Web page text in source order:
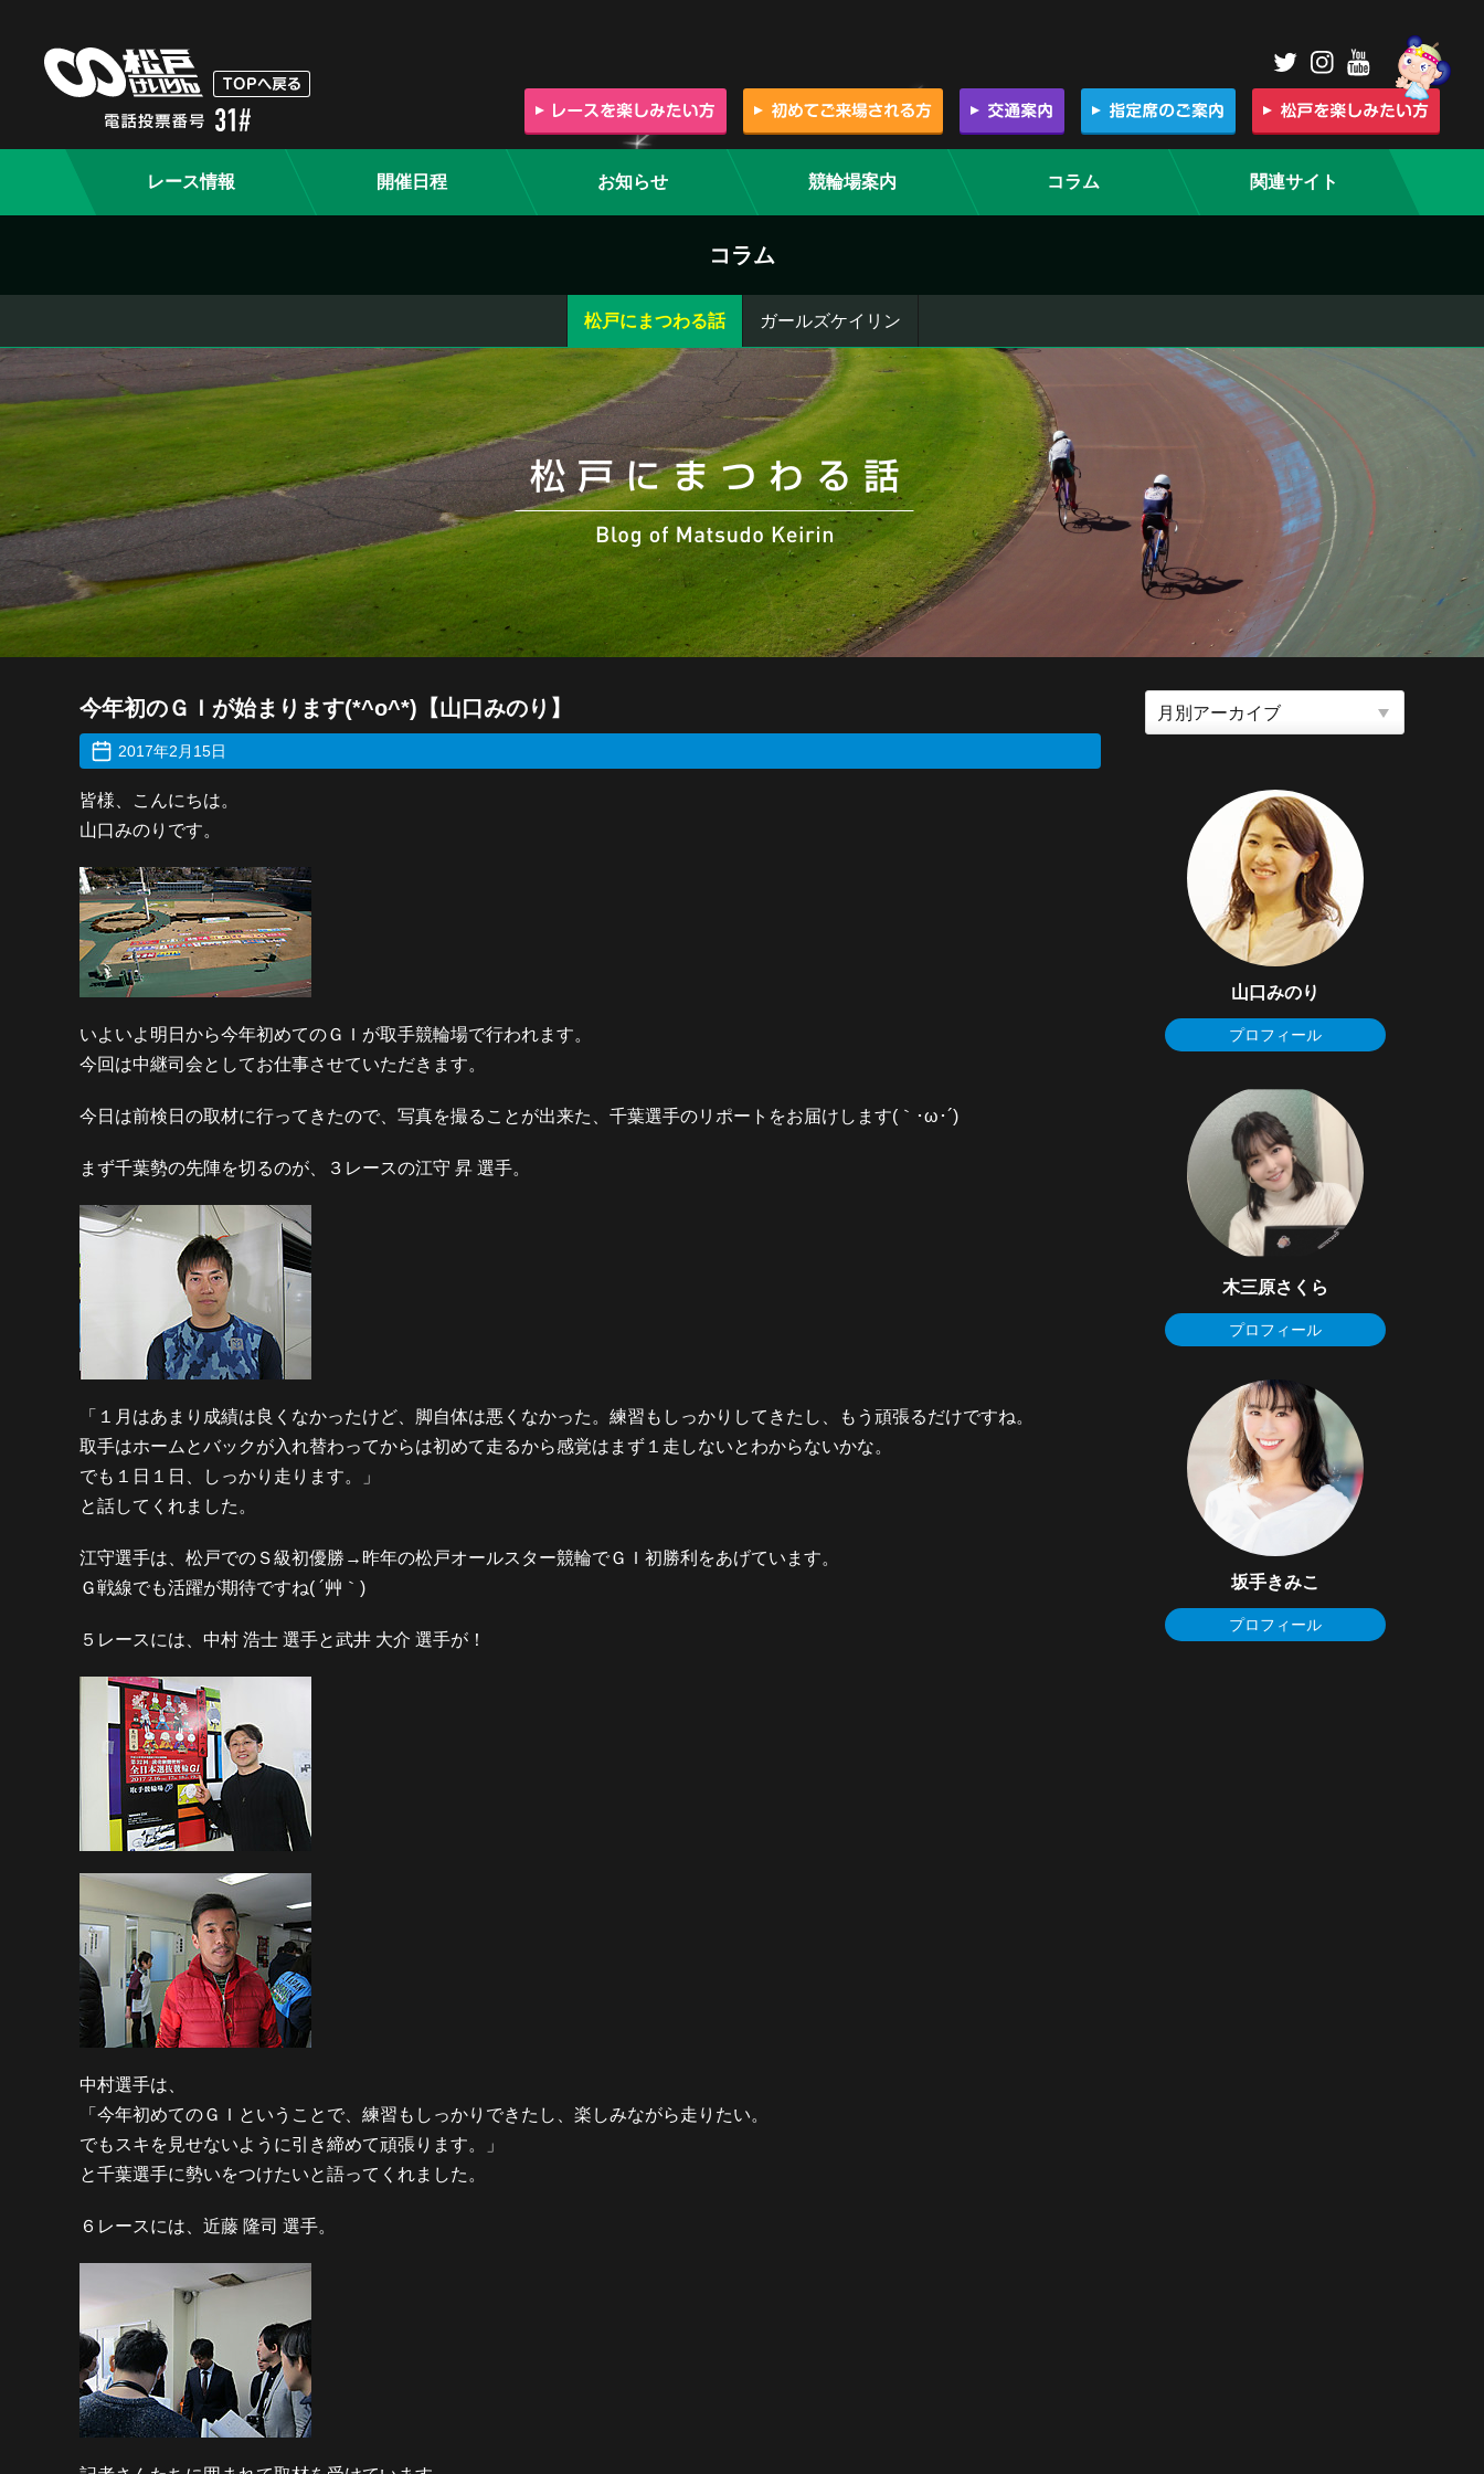
レース情報 開催日程 お知らせ 競輪場案内 コラム 関連サイト
コラム
松戸にまつわる話 ガールズケイリン
今年初のＧＩが始まります(*^o^*)【山口みのり】
2017年2月15日
皆様、こんにちは。
山口みのりです。
いよいよ明日から今年初めてのＧＩが取手競輪場で行われます。
今回は中継司会としてお仕事させていただきます。
今日は前検日の取材に行ってきたので、写真を撮ることが出来た、千葉選手のリポートをお届けします(｀･ω･´)
まず千葉勢の先陣を切るのが、３レースの江守 昇 選手。
「１月はあまり成績は良くなかったけど、脚自体は悪くなかった。練習もしっかりしてきたし、もう頑張るだけですね。
取手はホームとバックが入れ替わってからは初めて走るから感覚はまず１走しないとわからないかな。
でも１日１日、しっかり走ります。」
と話してくれました。
江守選手は、松戸でのＳ級初優勝→昨年の松戸オールスター競輪でＧＩ初勝利をあげています。
Ｇ戦線でも活躍が期待ですね( ´艸｀)
５レースには、中村 浩士 選手と武井 大介 選手が！
中村選手は、
「今年初めてのＧＩということで、練習もしっかりできたし、楽しみながら走りたい。
でもスキを見せないように引き締めて頑張ります。」
と千葉選手に勢いをつけたいと語ってくれました。
６レースには、近藤 隆司 選手。
山口みのり
プロフィール
木三原さくら
プロフィール
坂手きみこ
プロフィール